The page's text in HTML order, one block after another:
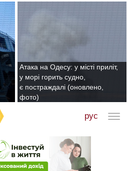
Атака на Одесу: у місті приліт,
у морі горить судно,
є постраждалі (оновлено,
фото)
рус